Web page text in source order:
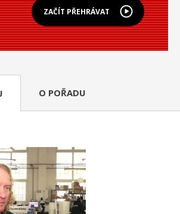
ZAČÍT PŘEHRÁVAT
O POŘADU